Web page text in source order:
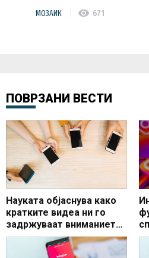
МОЗАИК visibility 671
ПОВРЗАНИ ВЕСТИ
Науката објаснува како
кратките видеа ни го
задржуваат вниманието
со часови